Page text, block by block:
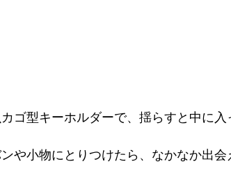
ゴ型キーホルダーで、揺らすと中に
や小物にとりつけたら、なかなか出